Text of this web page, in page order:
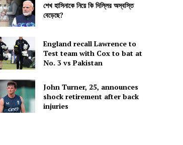
শেখ হাসিনাকে নিয়ে কি দিল্লির অস্বস্তি
বেড়েছে?
England recall Lawrence to
Test team with Cox to bat at
No. 3 vs Pakistan
John Turner, 25, announces
shock retirement after back
injuries